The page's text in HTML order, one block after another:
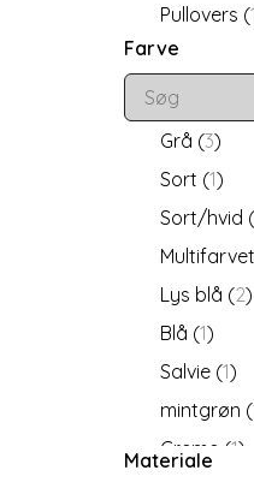
Pullovers (1
Farve
Grå (3)
Sort (1)
Sort/hvid (
Multifarvet
Lys blå (2)
Blå (1)
Salvie (1)
mintgrøn (
Creme (1)
Materiale